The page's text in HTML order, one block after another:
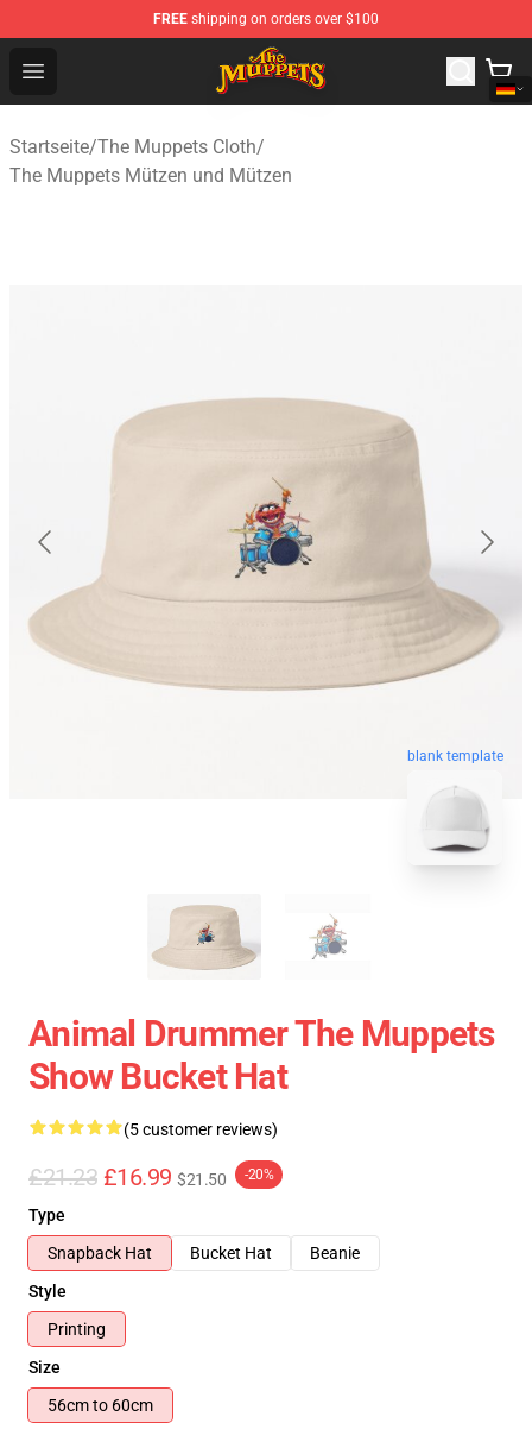
FREE shipping on orders over $100
Open menu
The Muppets Store - Official The Muppets Merchandise
Startseite/The Muppets Cloth/
The Muppets Mützen und Mützen
blank template
Animal Drummer The Muppets
Show Bucket Hat
(5 customer reviews)
£21.23 £16.99 $21.50 -20%
Type
Snapback Hat
Bucket Hat
Beanie
Style
Printing
Size
56cm to 60cm